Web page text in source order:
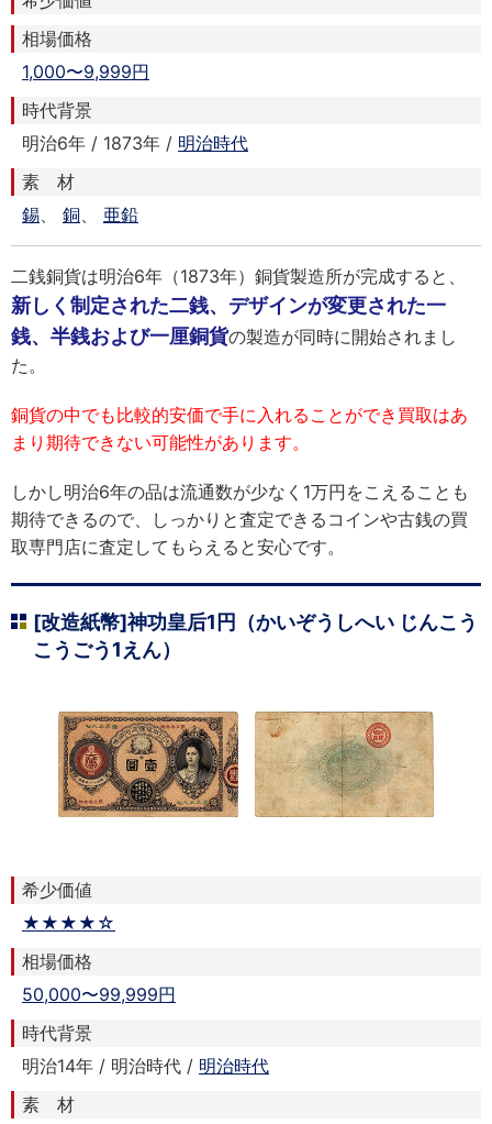
相場価格
1,000〜9,999円
時代背景
明治6年 / 1873年 / 明治時代
素 材
錫、 銅、 亜鉛
二銭銅貨は明治6年（1873年）銅貨製造所が完成すると、
新しく制定された二銭、デザインが変更された一
銭、半銭および一厘銅貨の製造が同時に開始されまし
た。
銅貨の中でも比較的安価で手に入れることができ買取はあ
まり期待できない可能性があります。
しかし明治6年の品は流通数が少なく1万円をこえることも
期待できるので、しっかりと査定できるコインや古銭の買
取専門店に査定してもらえると安心です。
[改造紙幣]神功皇后1円（かいぞうしへい じんこう
こうごう1えん）
希少価値
★★★★☆
相場価格
50,000〜99,999円
時代背景
明治14年 / 明治時代 / 明治時代
素 材